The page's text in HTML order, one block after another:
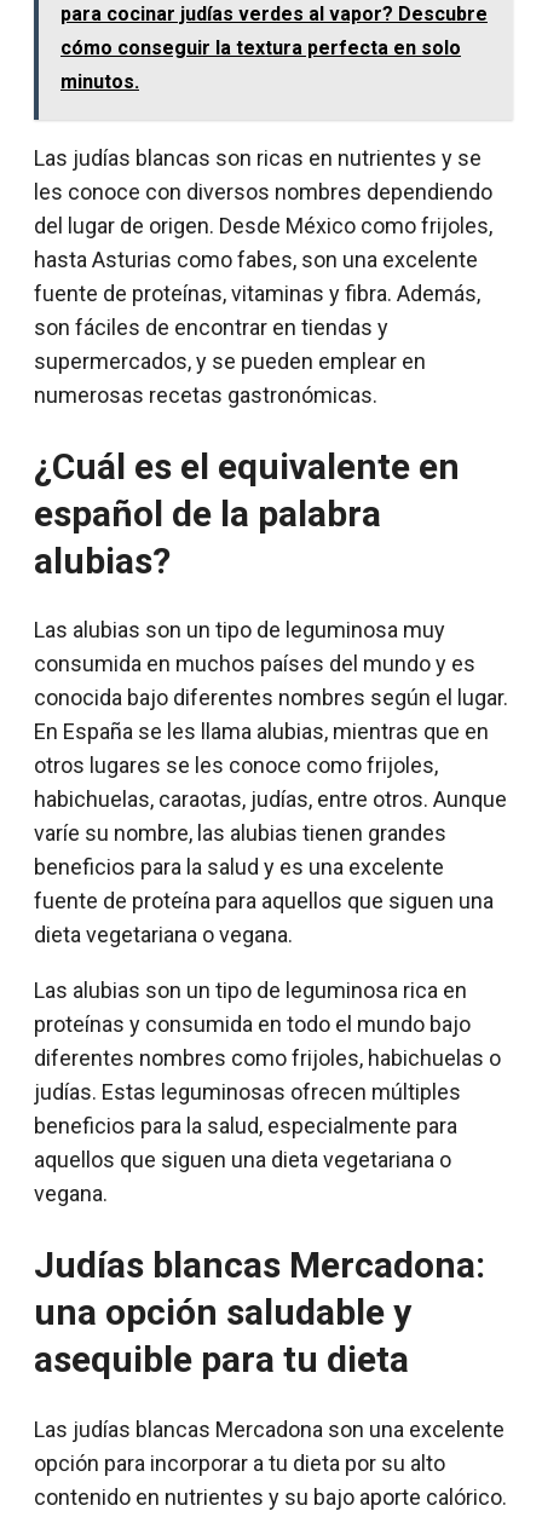
para cocinar judías verdes al vapor? Descubre
cómo conseguir la textura perfecta en solo
minutos.
Las judías blancas son ricas en nutrientes y se
les conoce con diversos nombres dependiendo
del lugar de origen. Desde México como frijoles,
hasta Asturias como fabes, son una excelente
fuente de proteínas, vitaminas y fibra. Además,
son fáciles de encontrar en tiendas y
supermercados, y se pueden emplear en
numerosas recetas gastronómicas.
¿Cuál es el equivalente en
español de la palabra
alubias?
Las alubias son un tipo de leguminosa muy
consumida en muchos países del mundo y es
conocida bajo diferentes nombres según el lugar.
En España se les llama alubias, mientras que en
otros lugares se les conoce como frijoles,
habichuelas, caraotas, judías, entre otros. Aunque
varíe su nombre, las alubias tienen grandes
beneficios para la salud y es una excelente
fuente de proteína para aquellos que siguen una
dieta vegetariana o vegana.
Las alubias son un tipo de leguminosa rica en
proteínas y consumida en todo el mundo bajo
diferentes nombres como frijoles, habichuelas o
judías. Estas leguminosas ofrecen múltiples
beneficios para la salud, especialmente para
aquellos que siguen una dieta vegetariana o
vegana.
Judías blancas Mercadona:
una opción saludable y
asequible para tu dieta
Las judías blancas Mercadona son una excelente
opción para incorporar a tu dieta por su alto
contenido en nutrientes y su bajo aporte calórico.